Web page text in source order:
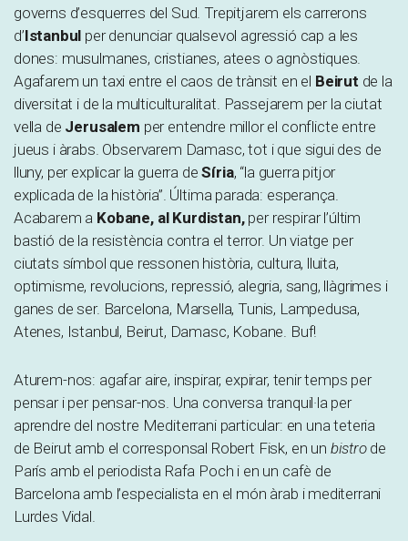
governs d’esquerres del Sud. Trepitjarem els carrerons
d’Istanbul per denunciar qualsevol agressió cap a les
dones: musulmanes, cristianes, atees o agnòstiques.
Agafarem un taxi entre el caos de trànsit en el Beirut de la
diversitat i de la multiculturalitat. Passejarem per la ciutat
vella de Jerusalem per entendre millor el conflicte entre
jueus i àrabs. Observarem Damasc, tot i que sigui des de
lluny, per explicar la guerra deSíria, “la guerra pitjor
explicada de la història”. Última parada: esperança.
Acabarem a Kobane, al Kurdistan,per respirar l’últim
bastió de la resistència contra el terror. Un viatge per
ciutats símbol que ressonen història, cultura, lluita,
optimisme, revolucions, repressió, alegria, sang, llàgrimes i
ganes de ser. Barcelona, Marsella, Tunis, Lampedusa,
Atenes, Istanbul, Beirut, Damasc, Kobane. Buf!
Aturem-nos: agafar aire, inspirar, expirar, tenir temps per
pensar i per pensar-nos. Una conversa tranquil·la per
aprendre del nostre Mediterrani particular: en una teteria
de Beirut amb el corresponsal Robert Fisk, en un bistrode
París amb el periodista Rafa Poch i en un cafè de
Barcelona amb l’especialista en el món àrab i mediterrani
Lurdes Vidal.